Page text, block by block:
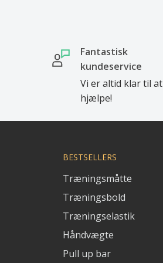
Fantastisk
kundeservice
Vi er altid klar til at
hjælpe!
BESTSELLERS
Træningsmåtte
Træningsbold
Træningselastik
Håndvægte
Pull up bar